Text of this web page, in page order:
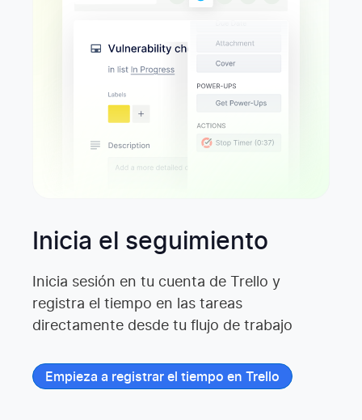
Inicia el seguimiento
Inicia sesión en tu cuenta de Trello y
registra el tiempo en las tareas
directamente desde tu flujo de trabajo
Empieza a registrar el tiempo en Trello